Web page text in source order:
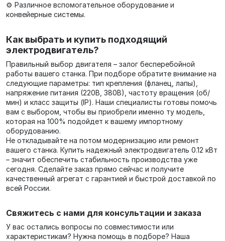
⚙️ Различное вспомогательное оборудование и
конвейерные системы.
Как выбрать и купить подходящий
электродвигатель?
Правильный выбор двигателя – залог бесперебойной
работы вашего станка. При подборе обратите внимание на
следующие параметры: тип крепления (фланец, лапы),
напряжение питания (220В, 380В), частоту вращения (об/
мин) и класс защиты (IP). Наши специалисты готовы помочь
вам с выбором, чтобы вы приобрели именно ту модель,
которая на 100% подойдет к вашему импортному
оборудованию.
Не откладывайте на потом модернизацию или ремонт
вашего станка. Купить надежный электродвигатель 0.12 кВт
– значит обеспечить стабильность производства уже
сегодня. Сделайте заказ прямо сейчас и получите
качественный агрегат с гарантией и быстрой доставкой по
всей России.
Свяжитесь с нами для консультации и заказа
У вас остались вопросы по совместимости или
характеристикам? Нужна помощь в подборе? Наша